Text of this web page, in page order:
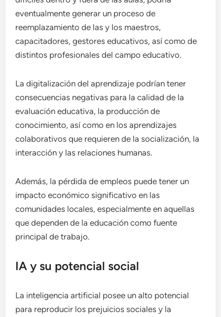
eventualmente generar un proceso de
reemplazamiento de las y los maestros,
capacitadores, gestores educativos, así como de
distintos profesionales del campo educativo.
La digitalización del aprendizaje podrían tener
consecuencias negativas para la calidad de la
evaluación educativa, la producción de
conocimiento, así como en los aprendizajes
colaborativos que requieren de la socialización, la
interacción y las relaciones humanas.
Además, la pérdida de empleos puede tener un
impacto económico significativo en las
comunidades locales, especialmente en aquellas
que dependen de la educación como fuente
principal de trabajo.
IA y su potencial social
La inteligencia artificial posee un alto potencial
para reproducir los prejuicios sociales y la